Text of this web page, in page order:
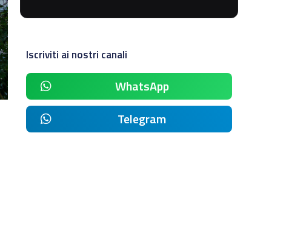
Iscriviti ai nostri canali
WhatsApp
Telegram